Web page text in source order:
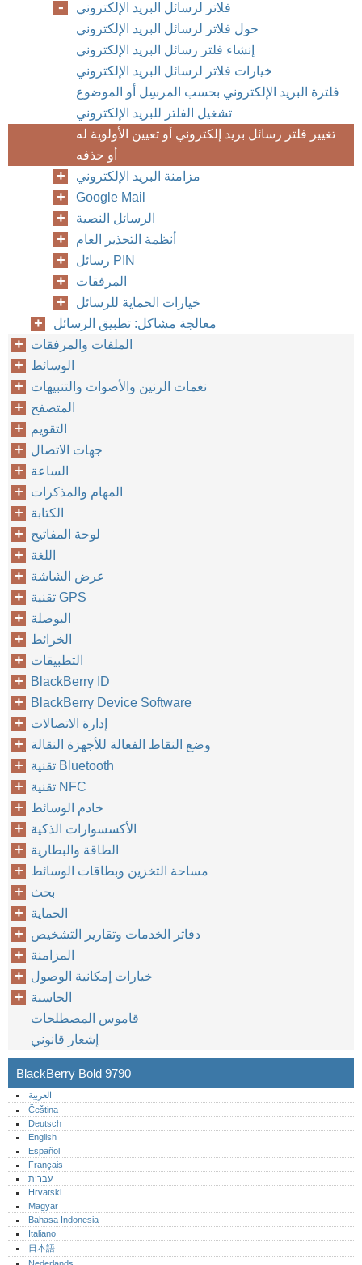
فلاتر لرسائل البريد الإلكتروني
حول فلاتر لرسائل البريد الإلكتروني
إنشاء فلتر رسائل البريد الإلكتروني
خيارات فلاتر لرسائل البريد الإلكتروني
فلترة البريد الإلكتروني بحسب المرسِل أو الموضوع
تشغيل الفلتر للبريد الإلكتروني
تغيير فلتر رسائل بريد إلكتروني أو تعيين الأولوية له
أو حذفه
مزامنة البريد الإلكتروني
Google Mail
الرسائل النصية
أنظمة التحذير العام
رسائل PIN
المرفقات
خيارات الحماية للرسائل
معالجة مشاكل: تطبيق الرسائل
الملفات والمرفقات
الوسائط
نغمات الرنين والأصوات والتنبيهات
المتصفح
التقويم
جهات الاتصال
الساعة
المهام والمذكرات
الكتابة
لوحة المفاتيح
اللغة
عرض الشاشة
تقنية GPS
البوصلة
الخرائط
التطبيقات
BlackBerry ID
BlackBerry Device Software
إدارة الاتصالات
وضع النقاط الفعالة للأجهزة النقالة
تقنية Bluetooth
تقنية NFC
خادم الوسائط
الأكسسوارات الذكية
الطاقة والبطارية
مساحة التخزين وبطاقات الوسائط
بحث
الحماية
دفاتر الخدمات وتقارير التشخيص
المزامنة
خيارات إمكانية الوصول
الحاسبة
قاموس المصطلحات
إشعار قانوني
BlackBerry Bold 9790
العربية
Čeština
Deutsch
English
Español
Français
עברית
Hrvatski
Magyar
Bahasa Indonesia
Italiano
日本語